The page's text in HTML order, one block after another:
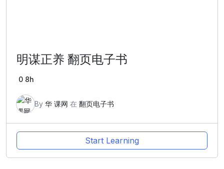
明谋正养 翻页电子书
0 8h
By 华 课网 在 翻页电子书
Start Learning